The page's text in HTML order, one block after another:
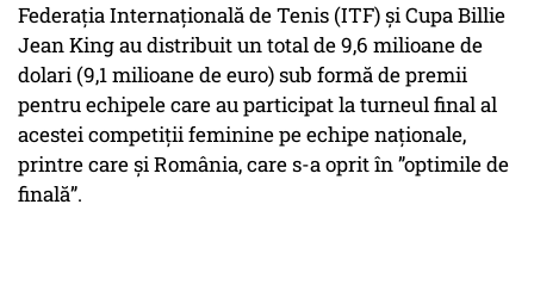
Federația Internațională de Tenis (ITF) și Cupa Billie
Jean King au distribuit un total de 9,6 milioane de
dolari (9,1 milioane de euro) sub formă de premii
pentru echipele care au participat la turneul final al
acestei competiții feminine pe echipe naționale,
printre care și România, care s-a oprit în ”optimile de
finală”.